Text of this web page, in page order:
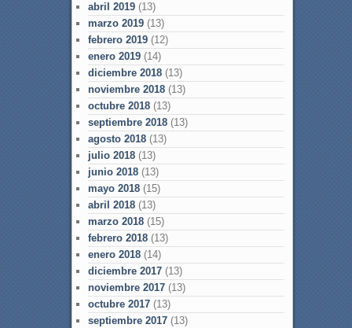
abril 2019(13)
marzo 2019(13)
febrero 2019(12)
enero 2019(14)
diciembre 2018(13)
noviembre 2018(13)
octubre 2018(13)
septiembre 2018(13)
agosto 2018(13)
julio 2018(13)
junio 2018(13)
mayo 2018(15)
abril 2018(13)
marzo 2018(15)
febrero 2018(13)
enero 2018(14)
diciembre 2017(13)
noviembre 2017(13)
octubre 2017(13)
septiembre 2017(13)